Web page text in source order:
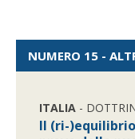
NUMERO 15 -
ITALIA -
Il (ri-